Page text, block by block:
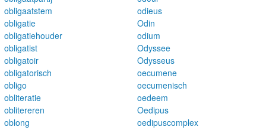
obligaatstem
obligatie
obligatiehouder
obligatist
obligatoir
obligatorisch
obligo
obliteratie
oblitereren
oblong
odieus
Odin
odium
Odyssee
Odysseus
oecumene
oecumenisch
oedeem
Oedipus
oedipuscomplex